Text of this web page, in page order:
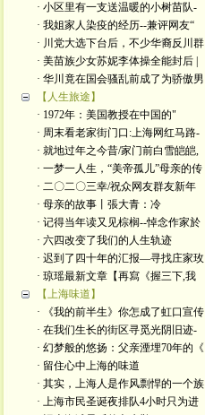
· 小区里有一支送温暖的小树苗队-
· 我姐家人染疫的经历--兼评网友“
· 川党大选下台后，不少华裔反川群
· 美苗族少女苏妮李体操全能封后 |
· 华川竟在国会骚乱前成了为骄傲男
【人生旅途】
· 1972年：美国教授在中国的"
· 周末看老家街门口:上海网红马路-
· 就地过年之今昔/家门前白雪皑皑,
· 一梦一人生，“美帝孤儿”母亲的传
· 二〇二〇三幸/祝众网友群友新年
· 母亲的故事丨張大青：​冷
· 记得当年读又见棕榈--悼念作家於
· 六四改变了我们的人生轨迹
· 迟到了四十年的汇报—寻找庄家玫
· 琼瑶最新文章【再寫《握三下,我
【上海味道】
· 《我的前半生》你怎成了虹口宣传
· 在我们生长的街区寻觅光阴旧迹-
· 幻梦般的悠扬：父亲湮埋70年的《
· 留住心中上海的味道
· 其实，上海人是作风剽悍的一个族
· 上海市民圣诞夜排队4小时只为进